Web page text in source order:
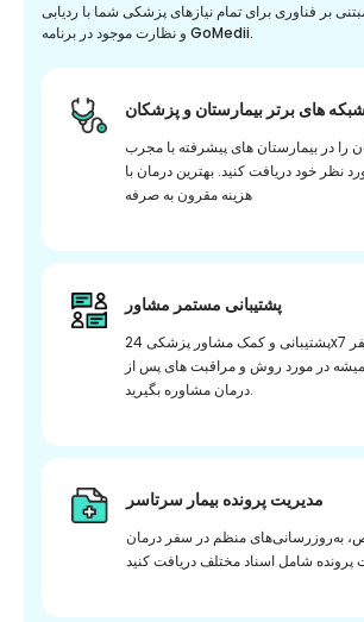
بر فناوری برای تمام نیازهای پزشکی شما با ردیابی
و نظارت موجود در برنامه GoMedii.
های برتر بیمارستان و پزشکان
را در بیمارستان های پیشرفته با مجرب
نظر خود دریافت کنید. بهترین درمان با
هزینه مقرون به صرفه
پشتیبانی مستمر مشاور
پشتیبانی و کمک مشاور پزشکی 24x7 در طول سفر
در مورد روش و مراقبت های پس از
درمان مشاوره بگیرید.
مدیریت پرونده بیمار سرتاسر
به‌روزرسانی‌های منظم در سفر درمان